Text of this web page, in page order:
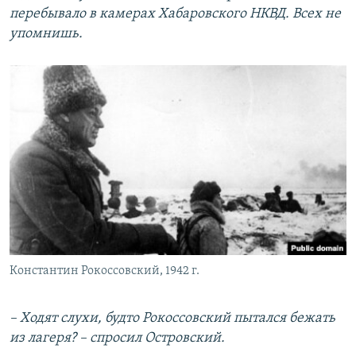
перебывало в камерах Хабаровского НКВД. Всех не
упомнишь.
Константин Рокоссовский, 1942 г.
– Ходят слухи, будто Рокоссовский пытался бежать
из лагеря? – спросил Островский.